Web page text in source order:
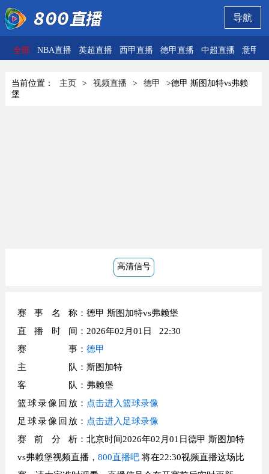
导航
全部 NBA直播 英超直播 西甲直播 德甲直播 中超直播 意甲直
当前位置： 主页 > 视频直播 > 德甲
>德甲 斯图加特vs弗赖
堡
高清信号
赛事名称：德甲 斯图加特vs弗赖堡
直播时间 ：2026年02月01日 22:30
赛事： 德甲
主队 ：斯图加特
客队 ：弗赖堡
篮球录像回放： 点击进入篮球录像
足球录像回放： 点击进入足球录像
赛前分析：北京时间2026年02月01日德甲 斯图加特
vs弗赖堡视频直播， 800直播吧将在22:30视频直播这场比